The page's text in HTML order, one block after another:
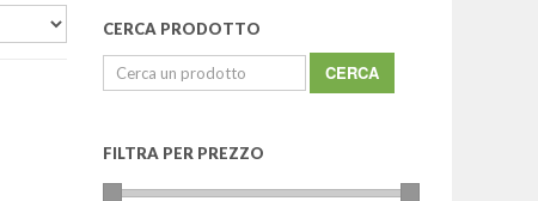
CERCA PRODOTTO
Cerca:
FILTRA PER PREZZO